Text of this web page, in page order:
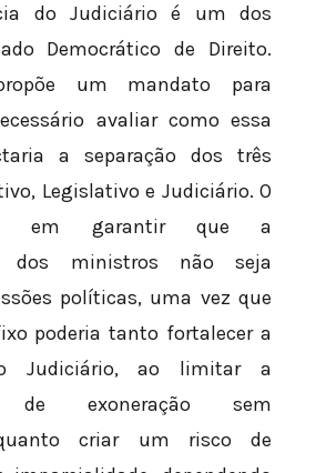
do Judiciário é um dos
Democrático de Direito.
um mandato para
avaliar como essa
a separação dos três
Legislativo e Judiciário. O
em garantir que a
dos ministros não seja
políticas, uma vez que
poderia tanto fortalecer a
Judiciário, ao limitar a
de exoneração sem
criar um risco de